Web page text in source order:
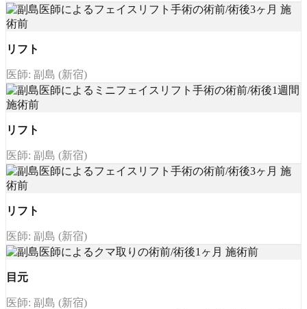
リフト
医師: 副島 (新宿)
リフト
医師: 副島 (新宿)
リフト
医師: 副島 (新宿)
目元
医師: 副島 (新宿)